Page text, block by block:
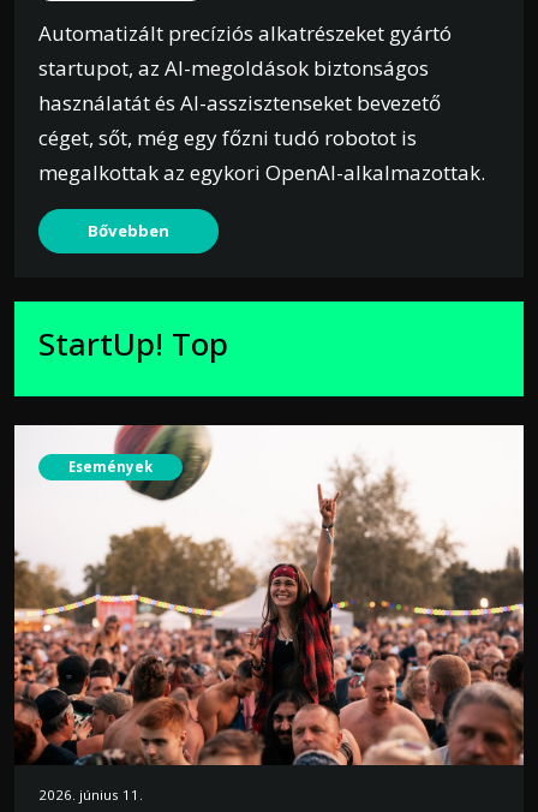
Automatizált precíziós alkatrészeket gyártó
startupot, az AI-megoldások biztonságos
használatát és AI-asszisztenseket bevezető
céget, sőt, még egy főzni tudó robotot is
megalkottak az egykori OpenAI-alkalmazottak.
Bővebben
StartUp! Top
Események
2026. június 11.